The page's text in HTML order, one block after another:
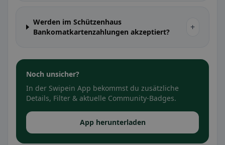
Werden im Schützenhaus
Bankomatkartenzahlungen akzeptiert?
+
Noch unsicher?
In der Swipein App bekommst du zusätzliche
Details, Filter & aktuelle Community-Badges.
App herunterladen